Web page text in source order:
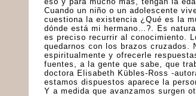
Cuando un niño o un adolescente
cuestiona la existencia ¿Qué es la
dónde está mi hermano…?. Es
es preciso recurrir al conocimiento.
quedarnos con los brazos cruzados.
espiritualmente y ofrecerle
fuentes, a la gente que sabe, que
doctora Elisabeth Kübles-Ross -
estamos dispuestos aparece la
Y a medida que avanzamos surgen